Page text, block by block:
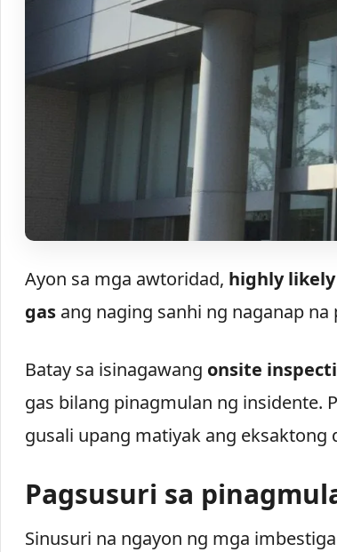
Ayon sa mga awtoridad, highly likely
gasang naging sanhi ng naganap na
Batay sa isinagawang onsite
gas bilang pinagmulan ng insidente.
gusali upang matiyak ang eksaktong
Pagsusuri sa
Sinusuri na ngayon ng mga